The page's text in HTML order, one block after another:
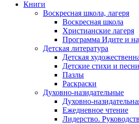
Книги
Воскресная школа, лагеря
Воскресная школа
Христианские лагеря
Программа Идите и
Детская литература
Детская
Детские стихи и песни
Пазлы
Раскраски
Духовно-назидательные
Духовно-
Ежедневное чтение
Лидерство.